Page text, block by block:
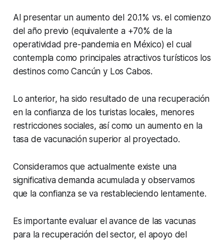
Al presentar un aumento del 20.1% vs. el comienzo
del año previo (equivalente a +70% de la
operatividad pre-pandemia en México) el cual
contempla como principales atractivos turísticos los
destinos como Cancún y Los Cabos.
Lo anterior, ha sido resultado de una recuperación
en la confianza de los turistas locales, menores
restricciones sociales, así como un aumento en la
tasa de vacunación superior al proyectado.
Consideramos que actualmente existe una
significativa demanda acumulada y observamos
que la confianza se va restableciendo lentamente.
Es importante evaluar el avance de las vacunas
para la recuperación del sector, el apoyo del